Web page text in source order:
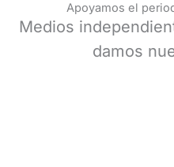
Apoyamos el
Medios
damos